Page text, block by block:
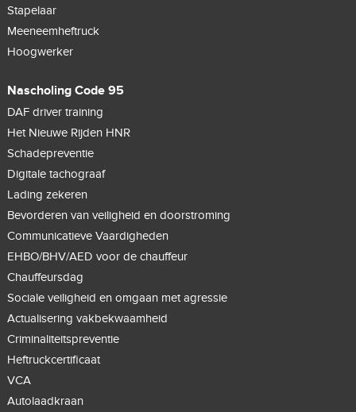
Stapelaar
Meeneemheftruck
Hoogwerker
Nascholing Code 95
DAF driver training
Het Nieuwe Rijden HNR
Schadepreventie
Digitale tachograaf
Lading zekeren
Bevorderen van veiligheid en doorstroming
Communicatieve Vaardigheden
EHBO/BHV/AED voor de chauffeur
Chauffeursdag
Sociale veiligheid en omgaan met agressie
Actualisering vakbekwaamheid
Criminaliteitspreventie
Heftruckcertificaat
VCA
Autolaadkraan